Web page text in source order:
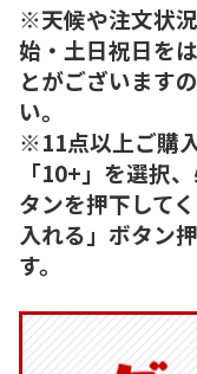
※天候や注文状
始・土日祝日を
とがございます
い。
※11点以上ご購
「10+」を選択
タンを押下して
入れる」ボタン
す。